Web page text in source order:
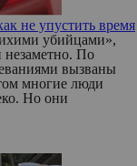
не упустить время
убийцами»,
незаметно. По
вызваны
многие люди
Но они